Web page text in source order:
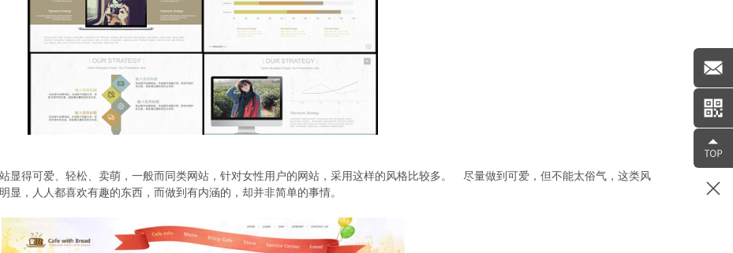
显得可爱、轻松、卖萌，一般而同类网站，针对女性用户的网站，采用这样的风格比较多。 尽量做到可爱，但不能太俗气，这类风
，人人都喜欢有趣的东西，而做到有内涵的，却并非简单的事情。